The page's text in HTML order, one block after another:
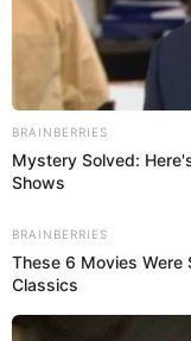
100
recibieron
Juan de Dios en este